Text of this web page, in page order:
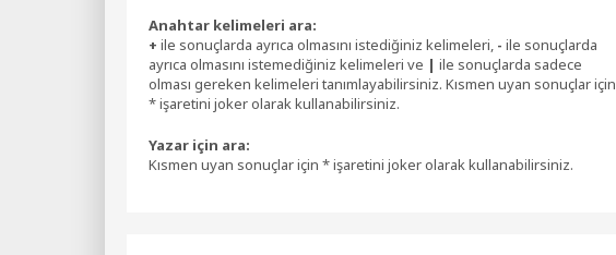
Anahtar kelimeleri ara:
+ ile sonuçlarda ayrıca olmasını istediğiniz kelimeleri, - ile sonuçlarda
ayrıca olmasını istemediğiniz kelimeleri ve | ile sonuçlarda sadece
olması gereken kelimeleri tanımlayabilirsiniz. Kısmen uyan sonuçlar için
* işaretini joker olarak kullanabilirsiniz.
Yazar için ara:
Kısmen uyan sonuçlar için * işaretini joker olarak kullanabilirsiniz.